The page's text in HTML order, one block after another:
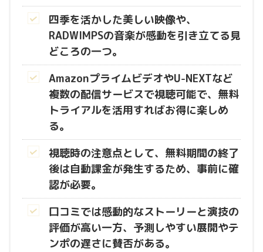
四季を活かした美しい映像や、
RADWIMPSの音楽が感動を引き立てる見
どころの一つ。
AmazonプライムビデオやU-NEXTなど
複数の配信サービスで視聴可能で、無料
トライアルを活用すればお得に楽しめ
る。
視聴時の注意点として、無料期間の終了
後は自動課金が発生するため、事前に確
認が必要。
口コミでは感動的なストーリーと演技の
評価が高い一方、予測しやすい展開やテ
ンポの遅さに賛否がある。